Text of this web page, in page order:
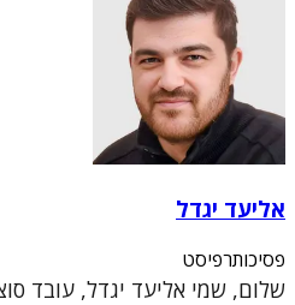
אליעד יגדל
פסיכותרפיסט
שלום, שמי אליעד יגדל, עובד